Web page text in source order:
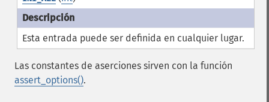
Esta entrada puede ser definida en cualquier lugar.
Las constantes de aserciones sirven con la función
assert_options().